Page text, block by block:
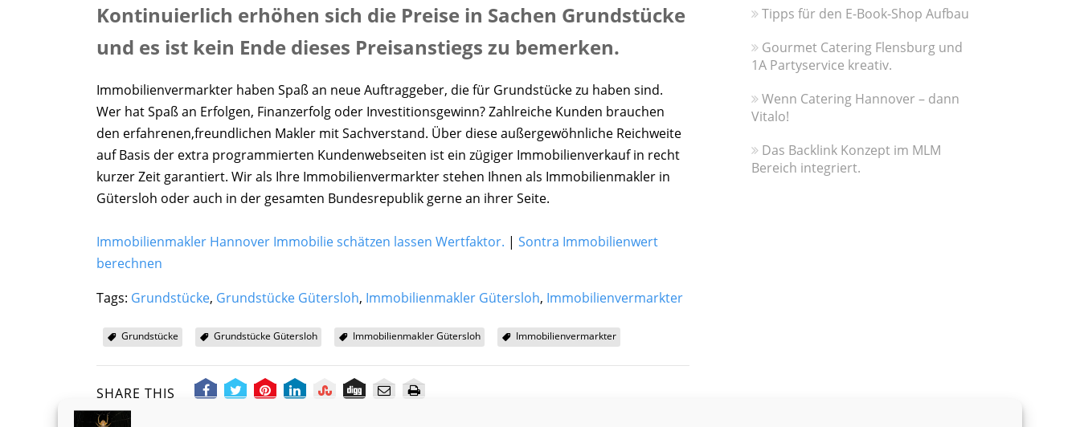
Kontinuierlich erhöhen sich die Preise in Sachen Grundstücke
und es ist kein Ende dieses Preisanstiegs zu bemerken.
Immobilienvermarkter haben Spaß an neue Auftraggeber, die für Grundstücke zu haben sind.
Wer hat Spaß an Erfolgen, Finanzerfolg oder Investitionsgewinn? Zahlreiche Kunden brauchen
den erfahrenen,freundlichen Makler mit Sachverstand. Über diese außergewöhnliche Reichweite
auf Basis der extra programmierten Kundenwebseiten ist ein zügiger Immobilienverkauf in recht
kurzer Zeit garantiert. Wir als Ihre Immobilienvermarkter stehen Ihnen als Immobilienmakler in
Gütersloh oder auch in der gesamten Bundesrepublik gerne an ihrer Seite.
Immobilienmakler Hannover Immobilie schätzen lassen Wertfaktor. |Sontra Immobilienwert
berechnen
Tags: Grundstücke, Grundstücke Gütersloh, Immobilienmakler Gütersloh, Immobilienvermarkter
Grundstücke Grundstücke Gütersloh Immobilienmakler Gütersloh Immobilienvermarkter
SHARE THIS
Tipps für den E-Book-Shop Aufbau
Gourmet Catering Flensburg und
1A Partyservice kreativ.
Wenn Catering Hannover – dann
Vitalo!
Das Backlink Konzept im MLM
Bereich integriert.